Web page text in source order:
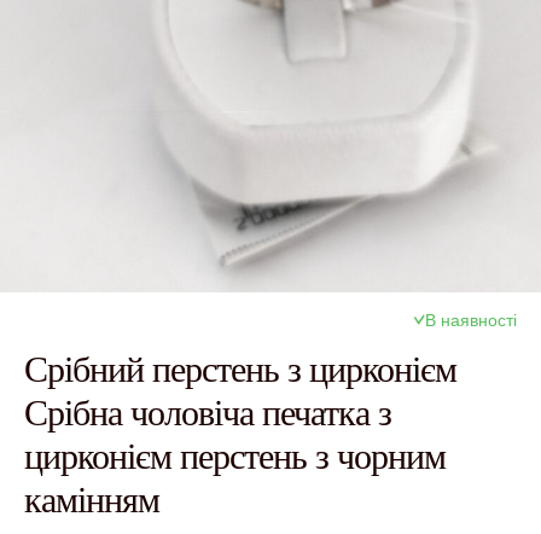
В наявності
Срібний перстень з цирконієм
Срібна чоловіча печатка з
цирконієм перстень з чорним
камінням